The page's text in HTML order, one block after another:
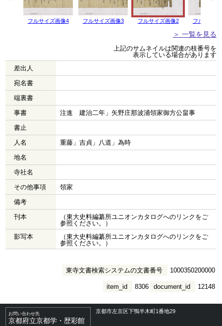
フルサイズ画像4 フルサイズ画像3 フルサイズ画像2 フルサイズ
＞ 一覧を見る
上記のサムネイルは関連の枝番号を
表示している場合があります
差出人
宛名書
端裏書
事書
注進 建治二年」矢野庄那波浦領家御方公畠事
書止
人名
重藤」吉貞」八道」為時
地名
寺社名
その他事項
領家
備考
刊本
（東大史料編纂所ユニオンカタログへのリンクをご
参照ください。）
影写本
（東大史料編纂所ユニオンカタログへのリンクをご
参照ください。）
東寺文書検索システムの文書番号 1000350200000
document_id 12148
item_id 8306
お問い合わせ先
京都府立京都学・歴彩館
京都市左京区下鴨半木町1番地29